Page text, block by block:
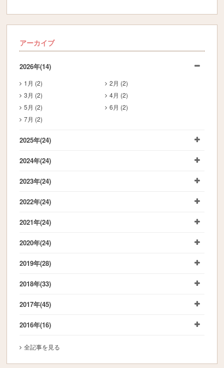
アーカイブ
2026年(14)
1月 (2)
2月 (2)
3月 (2)
4月 (2)
5月 (2)
6月 (2)
7月 (2)
2025年(24)
2024年(24)
2023年(24)
2022年(24)
2021年(24)
2020年(24)
2019年(28)
2018年(33)
2017年(45)
2016年(16)
全記事を見る